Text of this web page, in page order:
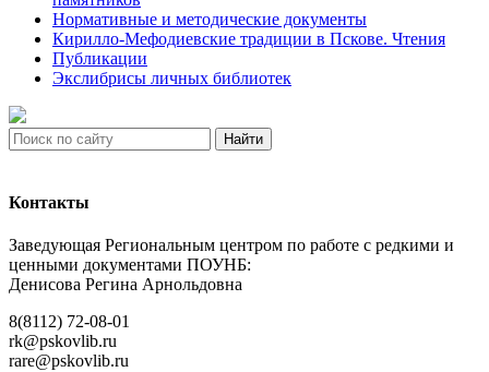
Нормативные и методические документы
Кирилло-Мефодиевские традиции в Пскове. Чтения
Публикации
Экслибрисы личных библиотек
Найти
Контакты
Заведующая Региональным центром по работе с редкими и
ценными документами ПОУНБ:
Денисова Регина Арнольдовна
8(8112) 72-08-01
rk@pskovlib.ru
rare@pskovlib.ru